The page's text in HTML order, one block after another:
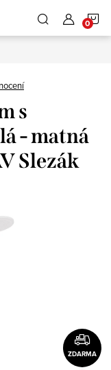
s
- matná
Slezák
ZDARMA